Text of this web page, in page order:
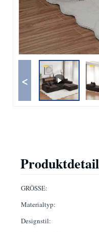
<
GRÖSSE:
Materialtyp:
Designstil: